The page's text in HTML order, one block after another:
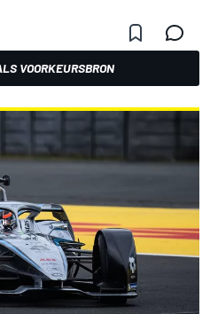
VOORKEURSBRON